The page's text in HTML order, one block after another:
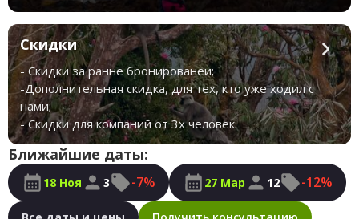
Скидки
- Скидки за ранне бронированеи;
-Дополнительная скидка, для тех, кто уже ходил с
нами;
- Скидки для компаний от 3х человек.
Ближайшие даты:
18 Ноя 3 -7% 27 Мар 12 -12%